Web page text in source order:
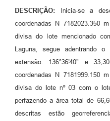
DESCRIÇÃO: Inicia-se a
coordenadas N 7182023.350
divisa do lote mencionado
Laguna, segue adentrando
extensão: 136°36'40" e
coordenadas N 7181999.150
divisa do lote nº 03 com o
perfazendo a área total de
descritas estão